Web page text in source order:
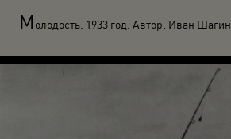
М олодость. 1933 год. Автор: Иван Шагин.